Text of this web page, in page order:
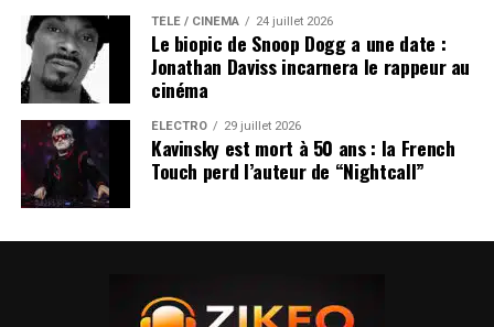
TÉLÉ / CINÉMA 24 juillet 2026
Le biopic de Snoop Dogg a une date :
Jonathan Daviss incarnera le rappeur au
cinéma
ÉLECTRO 29 juillet 2026
Kavinsky est mort à 50 ans : la French
Touch perd l’auteur de “Nightcall”